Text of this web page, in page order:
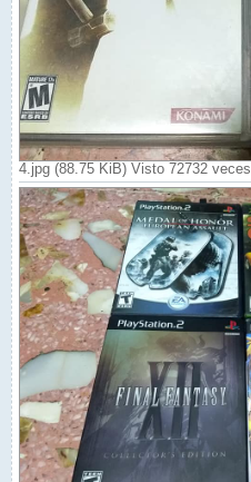
4.jpg (88.75 KiB) Visto 72732 veces